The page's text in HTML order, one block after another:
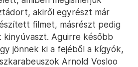
akiről egyrészt már
filmet, másrészt pedig
kinyúvaszt. Aguirre később
jönnek ki a fejéből a kígyók,
Arnold Vosloo